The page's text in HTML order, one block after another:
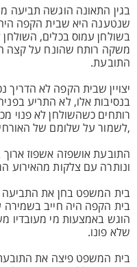
בגין התאונה הוגשה תביעה
שנטענה היא שבית הקפה
בשולחן עמוס בכלים,
משקה רותח שהונח על קצה
התובעת.
יצויין שבית הקפה לא הדריך
בנסיבות אלו, לא התריע
רותחים כשהשולחן לא פנוי
,לשמור על שלומם של
התובעת אושפזה אשפוז ארוך
ונותרה עם צלקות מהאירוע
בית המשפט בחן את התביעה
בית הקפה היה חייב
הוגש באמצעות מי מעובדיו
שלא פונו.
בית המשפט פיצה את